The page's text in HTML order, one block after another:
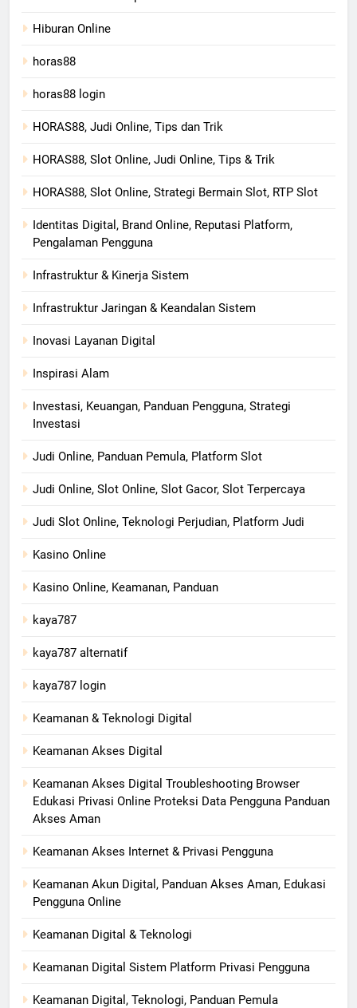
Hiburan Online
horas88
horas88 login
HORAS88, Judi Online, Tips dan Trik
HORAS88, Slot Online, Judi Online, Tips & Trik
HORAS88, Slot Online, Strategi Bermain Slot, RTP Slot
Identitas Digital, Brand Online, Reputasi Platform,
Pengalaman Pengguna
Infrastruktur & Kinerja Sistem
Infrastruktur Jaringan & Keandalan Sistem
Inovasi Layanan Digital
Inspirasi Alam
Investasi, Keuangan, Panduan Pengguna, Strategi
Investasi
Judi Online, Panduan Pemula, Platform Slot
Judi Online, Slot Online, Slot Gacor, Slot Terpercaya
Judi Slot Online, Teknologi Perjudian, Platform Judi
Kasino Online
Kasino Online, Keamanan, Panduan
kaya787
kaya787 alternatif
kaya787 login
Keamanan & Teknologi Digital
Keamanan Akses Digital
Keamanan Akses Digital Troubleshooting Browser
Edukasi Privasi Online Proteksi Data Pengguna Panduan
Akses Aman
Keamanan Akses Internet & Privasi Pengguna
Keamanan Akun Digital, Panduan Akses Aman, Edukasi
Pengguna Online
Keamanan Digital & Teknologi
Keamanan Digital Sistem Platform Privasi Pengguna
Keamanan Digital, Teknologi, Panduan Pemula